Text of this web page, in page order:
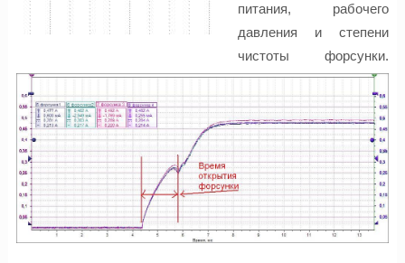
питания, рабочего
давления и степени
чистоты форсунки.